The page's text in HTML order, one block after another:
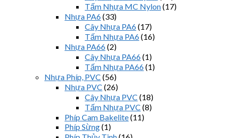
Tấm Nhựa MC Nylon(17)
Nhựa PA6(33)
Cây Nhựa PA6(17)
Tấm Nhựa PA6(16)
Nhựa PA66(2)
Cây Nhựa PA66(1)
Tấm Nhựa PA66(1)
Nhựa Phíp, PVC (56)
Nhựa PVC (26)
Cây Nhựa PVC (18)
Tấm Nhựa PVC (8)
Phíp Cam Bakelite(11)
Phíp Sừng(1)